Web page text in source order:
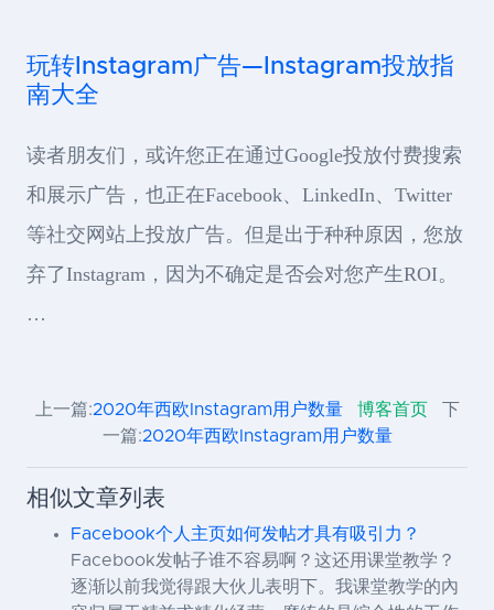
玩转Instagram广告—Instagram投放指
南大全
读者朋友们，或许您正在通过Google投放付费搜索
和展示广告，也正在Facebook、LinkedIn、Twitter
等社交网站上投放广告。但是出于种种原因，您放
弃了Instagram，因为不确定是否会对您产生ROI。
…
上一篇:2020年西欧Instagram用户数量 博客首页
下
一篇:2020年西欧Instagram用户数量
相似文章列表
Facebook个人主页如何发帖才具有吸引力？
Facebook发帖子谁不容易啊？这还用课堂教学？
逐渐以前我觉得跟大伙儿表明下。我课堂教学的內